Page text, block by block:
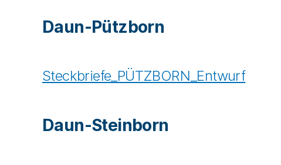
Daun-Pützborn
Steckbriefe_PÜTZBORN_Entwurf
Daun-Steinborn